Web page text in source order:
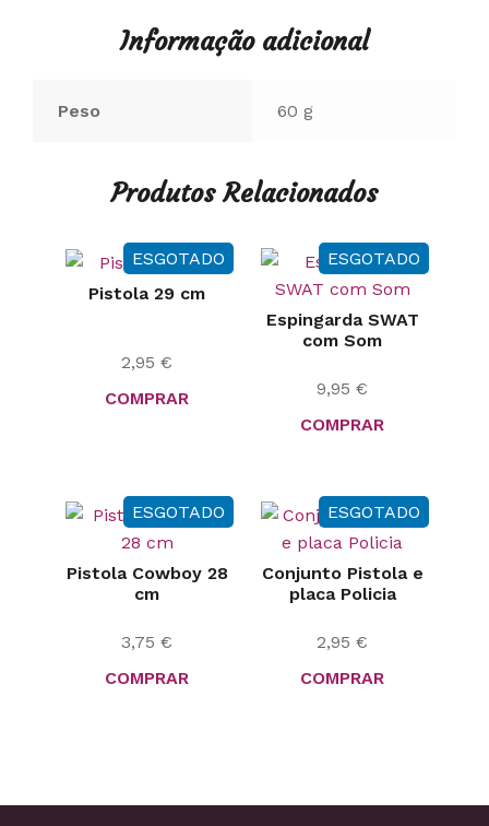
Informação adicional
Peso 60 g
Produtos Relacionados
ESGOTADO
Pistola 29 cm
2,95 €
COMPRAR
ESGOTADO
Espingarda SWAT
com Som
9,95 €
COMPRAR
ESGOTADO
Pistola Cowboy 28
cm
3,75 €
COMPRAR
ESGOTADO
Conjunto Pistola e
placa Policia
2,95 €
COMPRAR